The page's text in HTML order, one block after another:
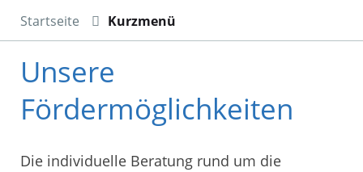
Startseite Kurzmenü
Unsere
Fördermöglichkeiten
Die individuelle Beratung rund um die